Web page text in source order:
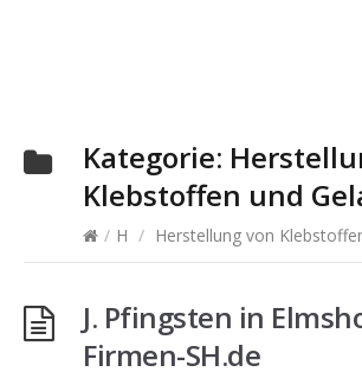
Kategorie:
Klebstoffen und
/ H / Herstellung von
J. Pfingsten in
Firmen-SH.de